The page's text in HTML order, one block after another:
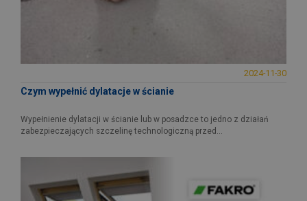
2024-11-30
Czym wypełnić dylatacje w ścianie
Wypełnienie dylatacji w ścianie lub w posadzce to jedno z działań
zabezpieczających szczelinę technologiczną przed...